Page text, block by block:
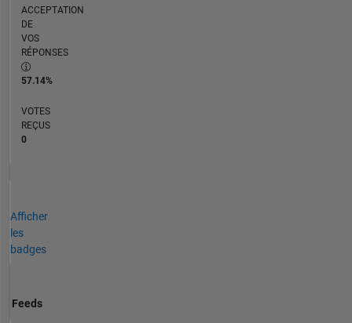
ACCEPTATION
DE
VOS
RÉPONSES
57.14%
VOTES
REÇUS
0
Afficher
les
badges
Feeds